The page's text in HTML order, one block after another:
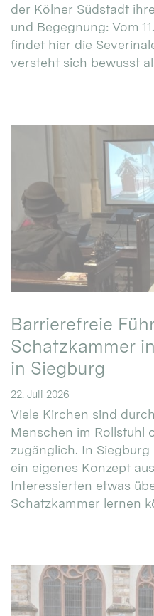
der Kölner Südstadt
und Begegnung: Vom
findet hier die
versteht sich bewusst
Barrierefreie
Schatzkammer
in Siegburg
22. Juli 2026
Viele Kirchen sind
Menschen im Rollstuhl
zugänglich. In
ein eigenes Konzept
Interessierten etwas
Schatzkammer lernen